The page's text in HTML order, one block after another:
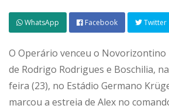
WhatsApp Facebook Twitter
O Operário venceu o Novorizontino
de Rodrigo Rodrigues e Boschilia,
feira (23), no Estádio Germano
marcou a estreia de Alex no